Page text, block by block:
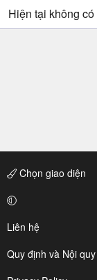
Hiện tại không
Chọn giao diện
Liên hệ
Quy định và Nội quy